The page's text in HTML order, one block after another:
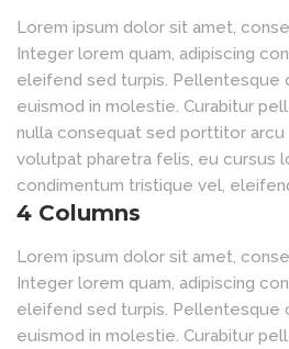
Lorem ipsum dolor sit amet,
Integer lorem quam, adipiscing
eleifend sed turpis. Pellentesque
euismod in molestie. Curabitur
nulla consequat sed porttitor arcu
volutpat pharetra felis, eu cursus
condimentum tristique vel,
4 Columns
Lorem ipsum dolor sit amet,
Integer lorem quam, adipiscing
eleifend sed turpis. Pellentesque
euismod in molestie. Curabitur